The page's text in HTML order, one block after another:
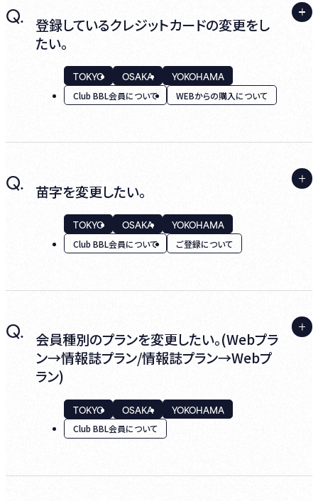
会員』へ切り替わります。
引き続き、ビルボードライブのサービスをご利
用いただけます。
となります。
※以前の更新月より1年間は、選択された年
会費のみのお支払いとなります。
引き続き【ゲスト会員】としてBillboard Live
の各種サービス（チケット購入など）をご利用
いただけます。
ログインし、マイページ内『ご登録情報変更』
からお手続きください。
Q.
登録しているクレジットカードの変更をし
たい。
TOKYO OSAKA YOKOHAMA
Club BBL会員について WEBからの購入について
ログインし、マイページ内『クレジットカード情
報変更』からお手続きください。
Q. 苗字を変更したい。
TOKYO OSAKA YOKOHAMA
Club BBL会員について ご登録について
A.
ログインし、マイページ内『ご登録情報変更』
よりお手続きください。
Q.
会員種別のプランを変更したい。(Webプラ
ン→情報誌プラン/情報誌プラン→Webプ
ラン)
TOKYO OSAKA YOKOHAMA
Club BBL会員について